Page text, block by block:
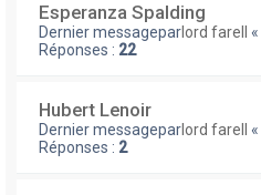
Esperanza Spalding
Dernier messageparlord farell «
Réponses : 22
Hubert Lenoir
Dernier messageparlord farell «
Réponses : 2